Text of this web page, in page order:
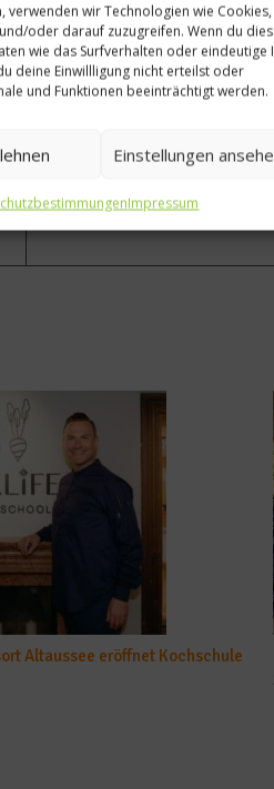
wir Technologien wie Cookies,
oder darauf zuzugreifen. Wenn du
wie das Surfverhalten oder eindeutige
deine Einwillligung nicht erteilst oder
und Funktionen beeinträchtigt werden.
Einstellungen
Impressum
Nächster Beitrag
Das beste Restaurant der
Altaussee eröffnet Kochschule